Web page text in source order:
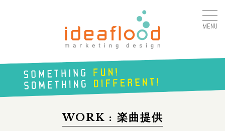
社
MENU
DIFFERENT!
WORK : 楽曲提供